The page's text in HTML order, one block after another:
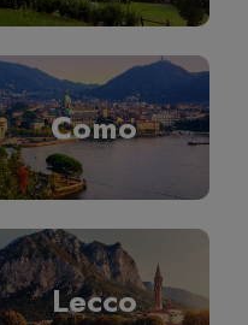
Como
Lecco